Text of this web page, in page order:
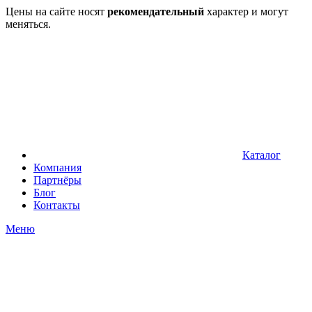
Цены на сайте носят рекомендательный характер и могут
меняться.
Каталог
Компания
Партнёры
Блог
Контакты
Меню